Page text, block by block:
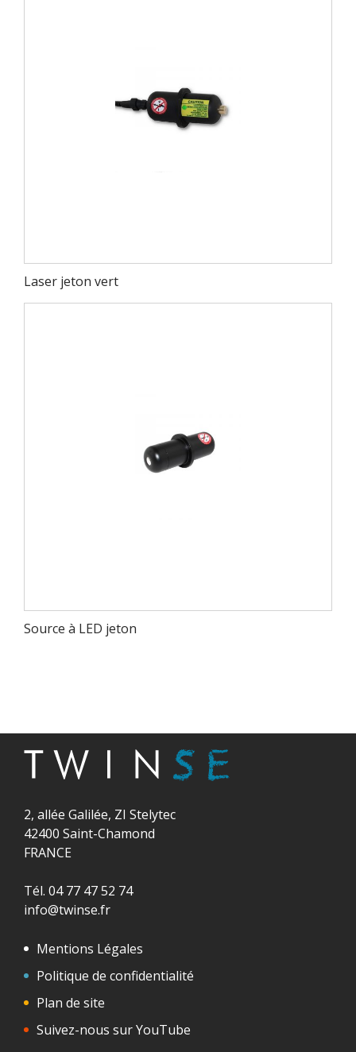
Laser jeton vert
Source à LED jeton
2, allée Galilée, ZI Stelytec
42400 Saint-Chamond
FRANCE
Tél. 04 77 47 52 74
info@twinse.fr
Mentions Légales
Politique de confidentialité
Plan de site
Suivez-nous sur YouTube